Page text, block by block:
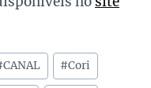
CANAL #Cori